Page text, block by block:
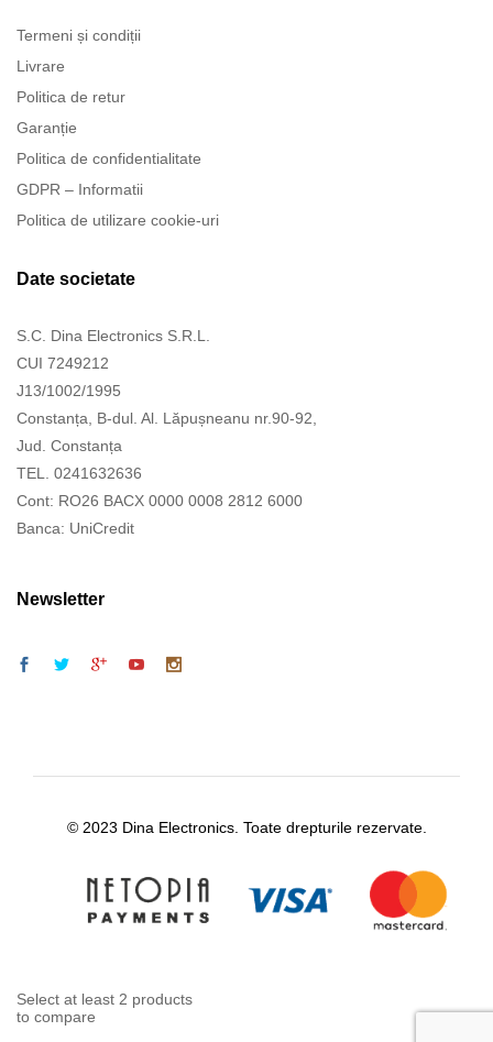
Termeni și condiții
Livrare
Politica de retur
Garanție
Politica de confidentialitate
GDPR – Informatii
Politica de utilizare cookie-uri
Date societate
S.C. Dina Electronics S.R.L.
CUI 7249212
J13/1002/1995
Constanța, B-dul. Al. Lăpușneanu nr.90-92,
Jud. Constanța
TEL. 0241632636
Cont: RO26 BACX 0000 0008 2812 6000
Banca: UniCredit
Newsletter
© 2023 Dina Electronics. Toate drepturile rezervate.
Select at least 2 products
to compare